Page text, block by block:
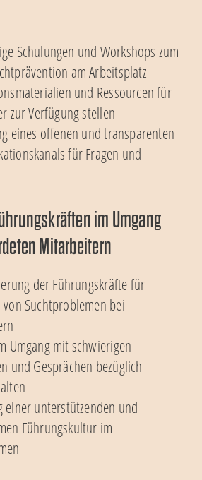
Schulungen und Workshops zum
am Arbeitsplatz
und Ressourcen für
zur Verfügung stellen
eines offenen und transparenten
für Fragen und
im Umgang
Mitarbeitern
der Führungskräfte für
von Suchtproblemen bei
Umgang mit schwierigen
und Gesprächen bezüglich
einer unterstützenden und
Führungskultur im